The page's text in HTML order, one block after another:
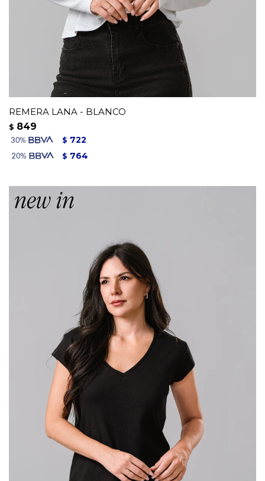
REMERA LANA - BLANCO
$ 849
$ 722
$ 764